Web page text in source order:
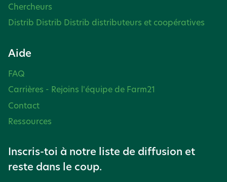
Chercheurs
Distrib Distrib Distrib distributeurs et coopératives
Aide
FAQ
Carrières - Rejoins l'équipe de Farm21
Contact
Ressources
Inscris-toi à notre liste de diffusion et
reste dans le coup.